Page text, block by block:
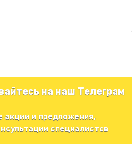
на наш Телеграм
акции и предложения,
специалистов